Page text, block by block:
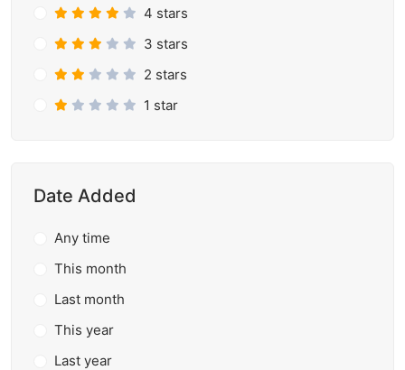
4 stars
3 stars
2 stars
1 star
Date Added
Any time
This month
Last month
This year
Last year